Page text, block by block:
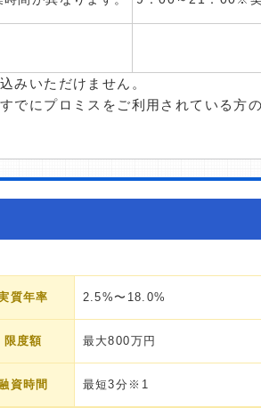
みいただけません。
でにプロミスをご利用されている方
質年率 2.5%〜18.0%
限度額 最大800万円
資時間 最短3分※1